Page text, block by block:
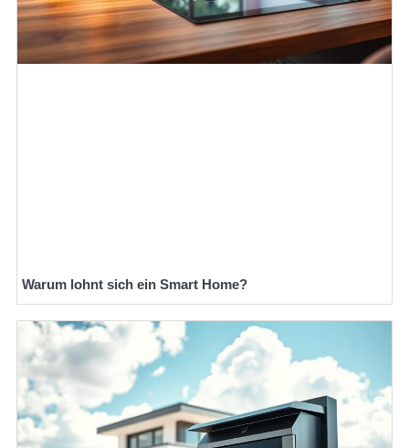
Warum lohnt sich ein Smart Home?